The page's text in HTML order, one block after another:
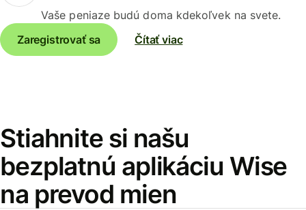
Vaše peniaze budú doma kdekoľvek na svete.
Zaregistrovať sa
Čítať viac
Stiahnite si našu
bezplatnú aplikáciu Wise
na prevod mien